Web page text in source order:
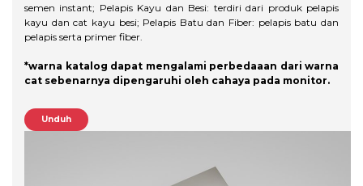
semen instant; Pelapis Kayu dan Besi: terdiri dari produk pelapis
kayu dan cat kayu besi; Pelapis Batu dan Fiber: pelapis batu dan
pelapis serta primer fiber.
*warna katalog dapat mengalami perbedaaan dari warna
cat sebenarnya dipengaruhi oleh cahaya pada monitor.
Unduh